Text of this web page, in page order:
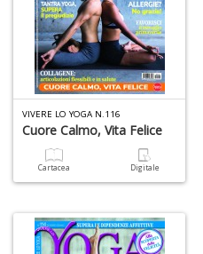
VIVERE LO YOGA N.116
Cuore Calmo, Vita Felice
Cartacea Digitale